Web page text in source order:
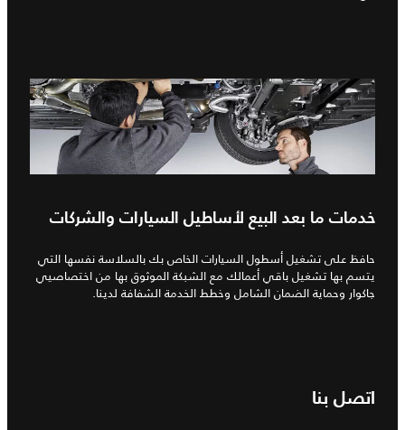
خدمات ما بعد البيع لأساطيل السيارات والشركات
حافظ على تشغيل أسطول السيارات الخاص بك بالسلاسة نفسها التي
يتسم بها تشغيل باقي أعمالك مع الشبكة الموثوق بها من اختصاصيي
جاكوار وحماية الضمان الشامل وخطط الخدمة الشفافة لدينا.
اتصل بنا